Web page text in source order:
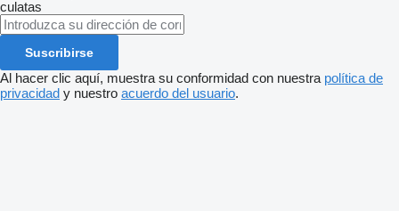
culatas
Suscribirse
Al hacer clic aquí, muestra su conformidad con nuestra política de
privacidad y nuestro acuerdo del usuario.